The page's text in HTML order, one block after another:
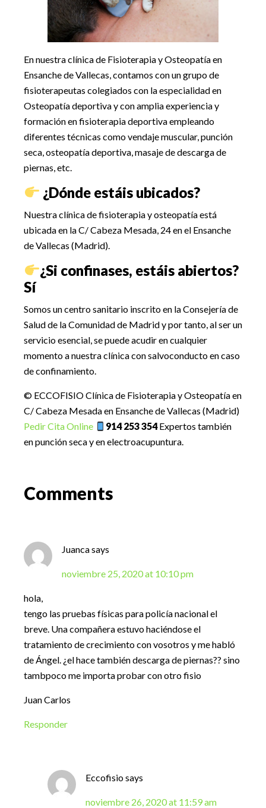
En nuestra clínica de Fisioterapia y Osteopatía en
Ensanche de Vallecas, contamos con un grupo de
fisioterapeutas colegiados con la especialidad en
Osteopatía deportiva y con amplia experiencia y
formación en fisioterapia deportiva empleando
diferentes técnicas como vendaje muscular, punción
seca, osteopatía deportiva, masaje de descarga de
piernas, etc.
¿Dónde estáis ubicados?
Nuestra clínica de fisioterapia y osteopatía está
ubicada en la C/ Cabeza Mesada, 24 en el Ensanche
de Vallecas (Madrid).
¿Si confinases, estáis abiertos?
Sí
Somos un centro sanitario inscrito en la Consejería de
Salud de la Comunidad de Madrid y por tanto, al ser un
servicio esencial, se puede acudir en cualquier
momento a nuestra clínica con salvoconducto en caso
de confinamiento.
© ECCOFISIO Clínica de Fisioterapia y Osteopatía en
C/ Cabeza Mesada en Ensanche de Vallecas (Madrid)
Pedir Cita Online
914 253 354Expertos también
en punción seca y en electroacupuntura.
ReaderComments
Juancasays
noviembre 25, 2020 at 10:10 pm
hola,
tengo las pruebas físicas para policía nacional el
breve. Una compañera estuvo haciéndose el
tratamiento de crecimiento con vosotros y me habló
de Ángel. ¿el hace también descarga de piernas?? sino
tambpoco me importa probar con otro fisio
Juan Carlos
Responder
Eccofisiosays
noviembre 26, 2020 at 11:59 am